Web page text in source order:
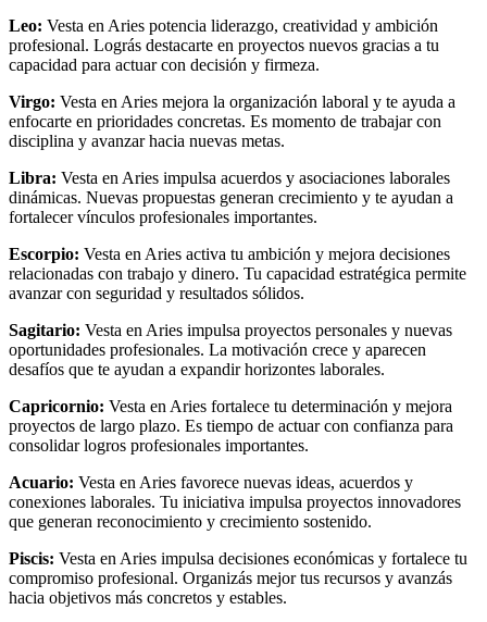
Leo: Vesta en Aries potencia liderazgo, creatividad y ambición
profesional. Lográs destacarte en proyectos nuevos gracias a tu
capacidad para actuar con decisión y firmeza.
Virgo: Vesta en Aries mejora la organización laboral y te ayuda a
enfocarte en prioridades concretas. Es momento de trabajar con
disciplina y avanzar hacia nuevas metas.
Libra: Vesta en Aries impulsa acuerdos y asociaciones laborales
dinámicas. Nuevas propuestas generan crecimiento y te ayudan a
fortalecer vínculos profesionales importantes.
Escorpio: Vesta en Aries activa tu ambición y mejora decisiones
relacionadas con trabajo y dinero. Tu capacidad estratégica permite
avanzar con seguridad y resultados sólidos.
Sagitario: Vesta en Aries impulsa proyectos personales y nuevas
oportunidades profesionales. La motivación crece y aparecen
desafíos que te ayudan a expandir horizontes laborales.
Capricornio: Vesta en Aries fortalece tu determinación y mejora
proyectos de largo plazo. Es tiempo de actuar con confianza para
consolidar logros profesionales importantes.
Acuario: Vesta en Aries favorece nuevas ideas, acuerdos y
conexiones laborales. Tu iniciativa impulsa proyectos innovadores
que generan reconocimiento y crecimiento sostenido.
Piscis: Vesta en Aries impulsa decisiones económicas y fortalece tu
compromiso profesional. Organizás mejor tus recursos y avanzás
hacia objetivos más concretos y estables.